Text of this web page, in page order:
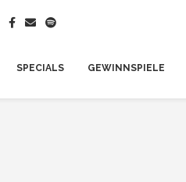
SPECIALS GEWINNSPIELE